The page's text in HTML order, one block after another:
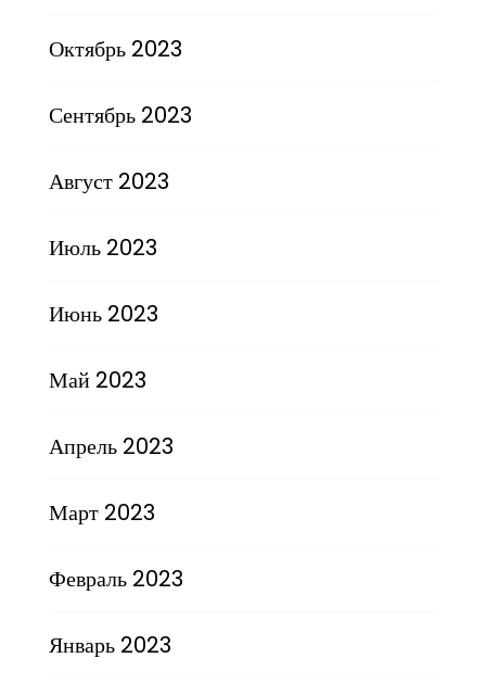
Октябрь 2023
Сентябрь 2023
Август 2023
Июль 2023
Июнь 2023
Май 2023
Апрель 2023
Март 2023
Февраль 2023
Январь 2023